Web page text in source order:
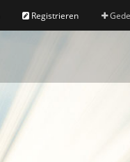
Registrieren